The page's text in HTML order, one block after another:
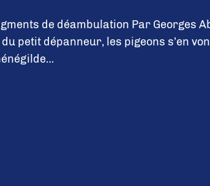
de déambulation Par
petit dépanneur, les pigeons s’en